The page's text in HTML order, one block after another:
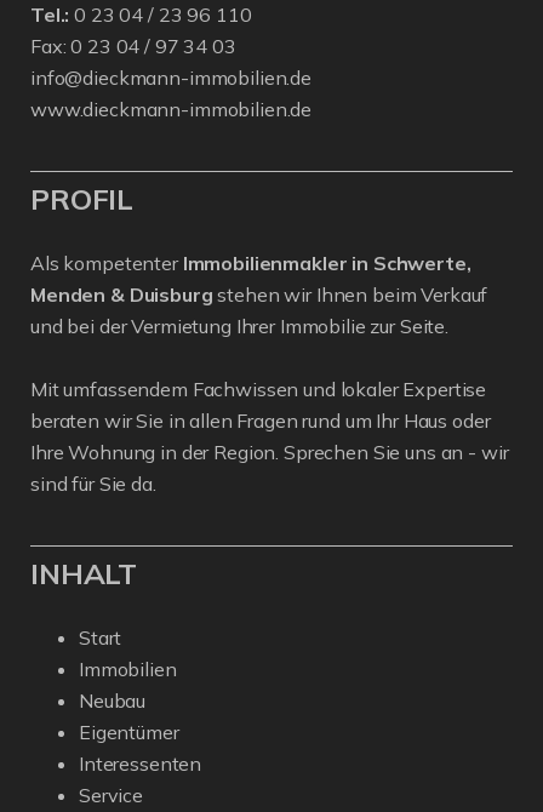
Tel.: 0 23 04 / 23 96 110
Fax: 0 23 04 / 97 34 03
info@dieckmann-immobilien.de
www.dieckmann-immobilien.de
PROFIL
Als kompetenter Immobilienmakler in Schwerte,
Menden & Duisburg stehen wir Ihnen beim Verkauf
und bei der Vermietung Ihrer Immobilie zur Seite.
Mit umfassendem Fachwissen und lokaler Expertise
beraten wir Sie in allen Fragen rund um Ihr Haus oder
Ihre Wohnung in der Region. Sprechen Sie uns an - wir
sind für Sie da.
INHALT
Start
Immobilien
Neubau
Eigentümer
Interessenten
Service